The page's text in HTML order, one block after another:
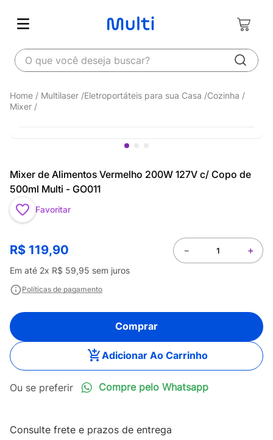
O que você deseja buscar?
Multilaser Eletroportáteis para sua Casa
Cozinha
Mixer
Mixer de Alimentos Vermelho 200W 127V c/ Copo de
500ml Multi - GO011
Favoritar
R$ 119,90
Em até 2x R$ 59,95 sem juros
＋
－
Políticas de pagamento
Comprar
Adicionar Ao Carrinho
Compre pelo Whatsapp